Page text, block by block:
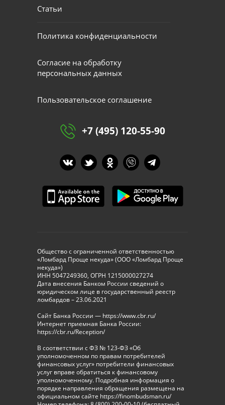
Статьи
Политика конфиденциальности
Согласие на обработку
персональных данных
Пользовательское соглашение
+7 (495) 120-55-90
Общество с ограниченной ответственностью
«Ломбард Проще некуда» (ООО «Ломбард Проще
некуда»)
ИНН 5047249360, ОГРН 1215000027274
Дата внесения Банком России сведений о
юридическом лице в государственный реестр
ломбардов – 23.06.2021
Сайт Банка России — https://www.cbr.ru/
Интернет приемная Банка России:
https://cbr.ru/Reception/
В соответствии с ФЗ № 123-ФЗ «Об
уполномоченном по правам потребителей
финансовых услуг» потребители финансовых
услуг вправе обратиться к финансовому
уполномоченному. Подробная информация о
порядке направления обращения размещена на
официальном сайте https://finombudsman.ru/